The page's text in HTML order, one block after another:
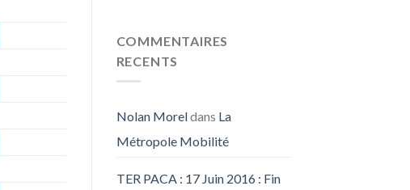
COMMENTAIRES
RECENTS
Nolan Moreldans La
Métropole Mobilité
TER PACA : 17 Juin 2016 : Fin